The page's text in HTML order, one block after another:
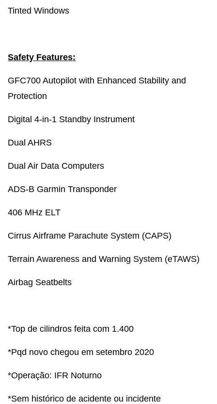
Tinted Windows
Safety Features:
GFC700 Autopilot with Enhanced Stability and
Protection
Digital 4-in-1 Standby Instrument
Dual AHRS
Dual Air Data Computers
ADS-B Garmin Transponder
406 MHz ELT
Cirrus Airframe Parachute System (CAPS)
Terrain Awareness and Warning System (eTAWS)
Airbag Seatbelts
*Top de cilindros feita com 1.400
*Pqd novo chegou em setembro 2020
*Operação: IFR Noturno
*Sem histórico de acidente ou incidente